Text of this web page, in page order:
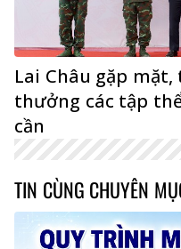
Lai Châu gặp
thưởng các tập
cần
TIN CÙNG CHUYÊN